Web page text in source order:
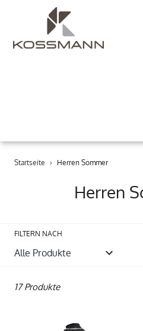
DirektStartseite › Herren Sommer
S
Herren
FILTERN NACH
17 Produkte